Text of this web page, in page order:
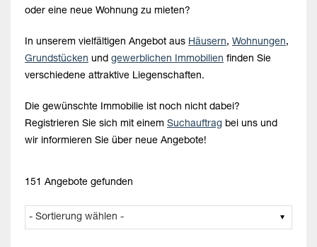
oder eine neue Wohnung zu mieten?
In unserem vielfältigen Angebot aus Häusern, Wohnungen,
Grundstücken und gewerblichen Immobilien finden Sie
verschiedene attraktive Liegenschaften.
Die gewünschte Immobilie ist noch nicht dabei?
Registrieren Sie sich mit einem Suchauftrag bei uns und
wir informieren Sie über neue Angebote!
151 Angebote gefunden